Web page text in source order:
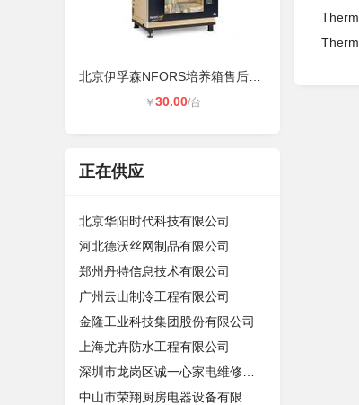
￥ 30.00/台
正在供应
北京华阳时代科技有限公司
河北德沃丝网制品有限公司
郑州丹特信息技术有限公司
广州云山制冷工程有限公司
金隆工业科技集团股份有限公司
上海尤卉防水工程有限公司